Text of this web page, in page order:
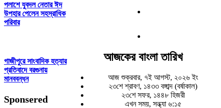
পলাশে যুবদল নেতার ঈদ
উপহার পেলেন সহস্রাধিক
পরিবার
গাজীপুরে সাংবাদিক হত্যার
প্রতিবাদে বরগুনায়
মানববন্ধন
Sponsered
আজকের বাংলা তারিখ
আজ শুক্রবার, ৭ই আগস্ট, ২০২৬ ইং
২৩শে শ্রাবণ, ১৪৩৩ বঙ্গাব্দ (বর্ষাকাল)
২৩শে সফর, ১৪৪৮ হিজরী
এখন সময়, সন্ধ্যা ৬:১৫